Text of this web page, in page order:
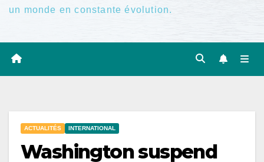
un monde en constante évolution.
ACTUALITÉS INTERNATIONAL
Washington suspend